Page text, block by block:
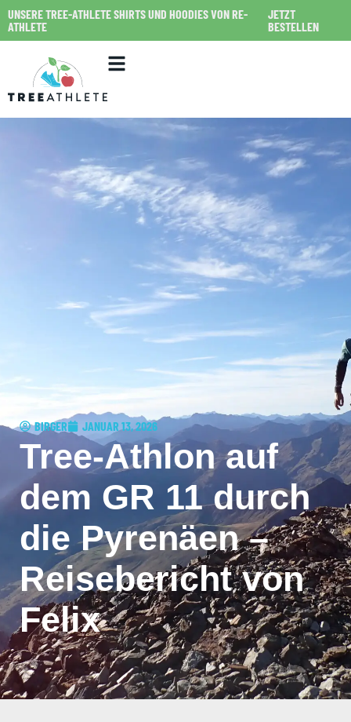
UNSERE TREE-ATHLETE SHIRTS UND HOODIES VON RE-
ATHLETE
JETZT
BESTELLEN
BIRGER JANUAR 13, 2026
Tree-Athlon auf
dem GR 11 durch
die Pyrenäen –
Reisebericht von
Felix